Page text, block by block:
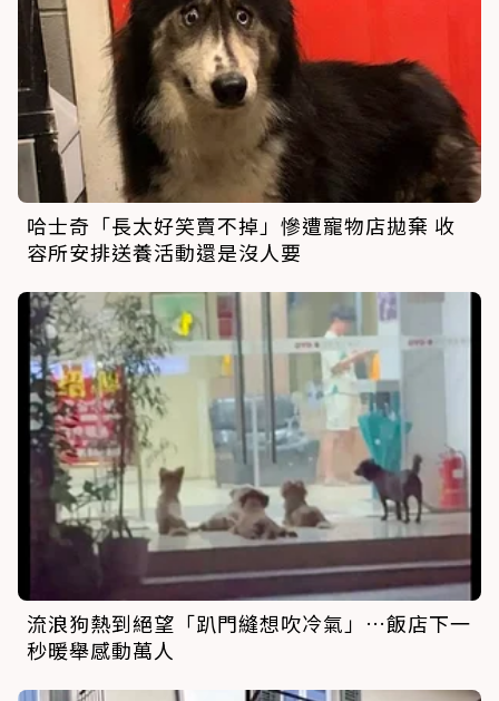
哈士奇「長太好笑賣不掉」慘遭寵物店拋棄 收
容所安排送養活動還是沒人要
流浪狗熱到絕望「趴門縫想吹冷氣」…飯店下一
秒暖舉感動萬人